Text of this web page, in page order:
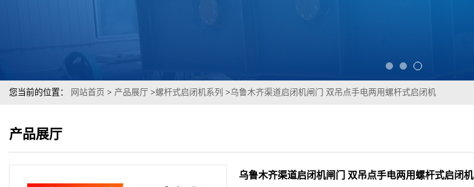
您当前的位置： 网站首页 > 产品展厅 >螺杆式启闭机系列 >乌鲁木齐渠道启闭机闸门 双吊点手电两用螺杆式启闭机
产品展厅
乌鲁木齐渠道启闭机闸门 双吊点手电两用螺杆式启闭机